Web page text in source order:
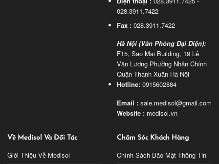
028.3911.7422
Fax : 028.3911.7422
Hà Nội (Văn Phòng Đại Diện):
F15, Sao Mai Building, 19 Lê
Văn Lương Phường Nhân Chính
Quận Thanh Xuân Hà Nội
Hotline: 0915602884
Email : sale.medisol@gmail.com
Website : medisol.vn
Về Medisol Và Đối Tác
Giới Thiệu Về Medisol
Chăm Sóc Khách Hàng
Chính Sách Bảo Mật Thông Tin